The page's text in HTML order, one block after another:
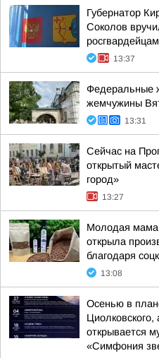
Губернатор
Соколов
росгвардейцам
13:37
Федеральные
жемчужины
13:31
Сейчас на
открытый
город»
13:27
Молодая мама
открыла
благодаря
13:08
Осенью в
Циолковского,
открывается
«Симфония